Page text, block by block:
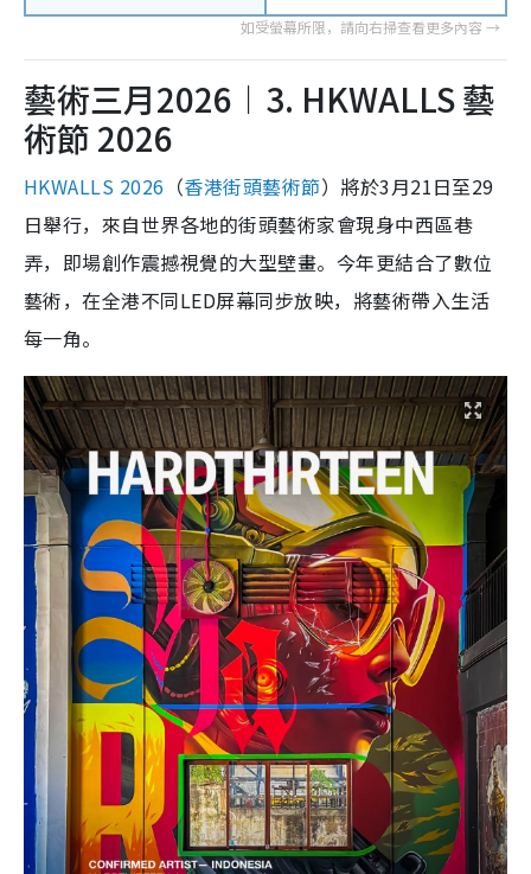
藝術三月2026︱3. HKWALLS 藝
術節 2026
HKWALLS 2026 （香港街頭藝術節）將於3月21日至29
日舉行，來自世界各地的街頭藝術家會現身中西區巷
弄，即場創作震撼視覺的大型壁畫。今年更結合了數位
藝術，在全港不同LED屏幕同步放映，將藝術帶入生活
每一角。